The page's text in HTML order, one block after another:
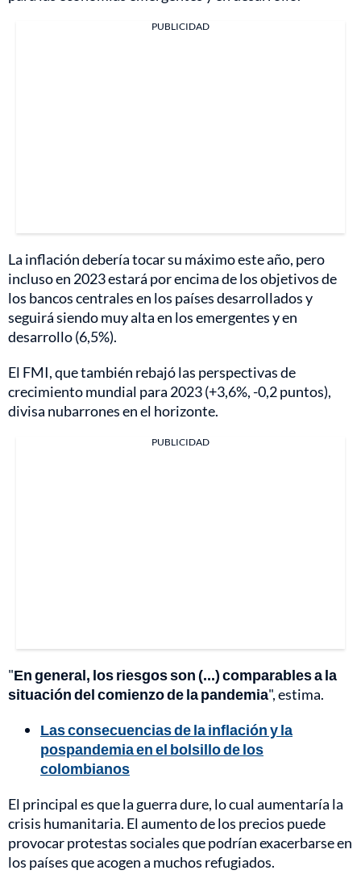
PUBLICIDAD
La inflación debería tocar su máximo este año, pero
incluso en 2023 estará por encima de los objetivos de
los bancos centrales en los países desarrollados y
seguirá siendo muy alta en los emergentes y en
desarrollo (6,5%).
El FMI, que también rebajó las perspectivas de
crecimiento mundial para 2023 (+3,6%, -0,2 puntos),
divisa nubarrones en el horizonte.
PUBLICIDAD
"En general, los riesgos son (...) comparables a la
situación del comienzo de la pandemia", estima.
Las consecuencias de la inflación y la
pospandemia en el bolsillo de los
colombianos
El principal es que la guerra dure, lo cual aumentaría la
crisis humanitaria. El aumento de los precios puede
provocar protestas sociales que podrían exacerbarse en
los países que acogen a muchos refugiados.